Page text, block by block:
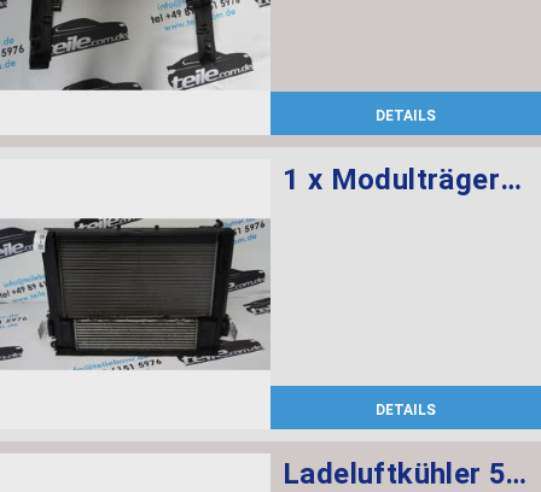
DETAILS
1 x Modulträger links, 1 x Modulträger rechts, 1 x Ladeluftkühler, 1 x Abdichtung oben, 1 x Lüfterzarge mit Lüfter, 1 x Kondensator Klimaanlage
DETAILS
Ladeluftkühler 5-8